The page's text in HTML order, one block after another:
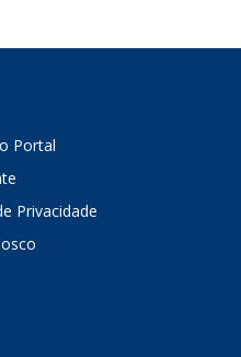
Portal
Privacidade